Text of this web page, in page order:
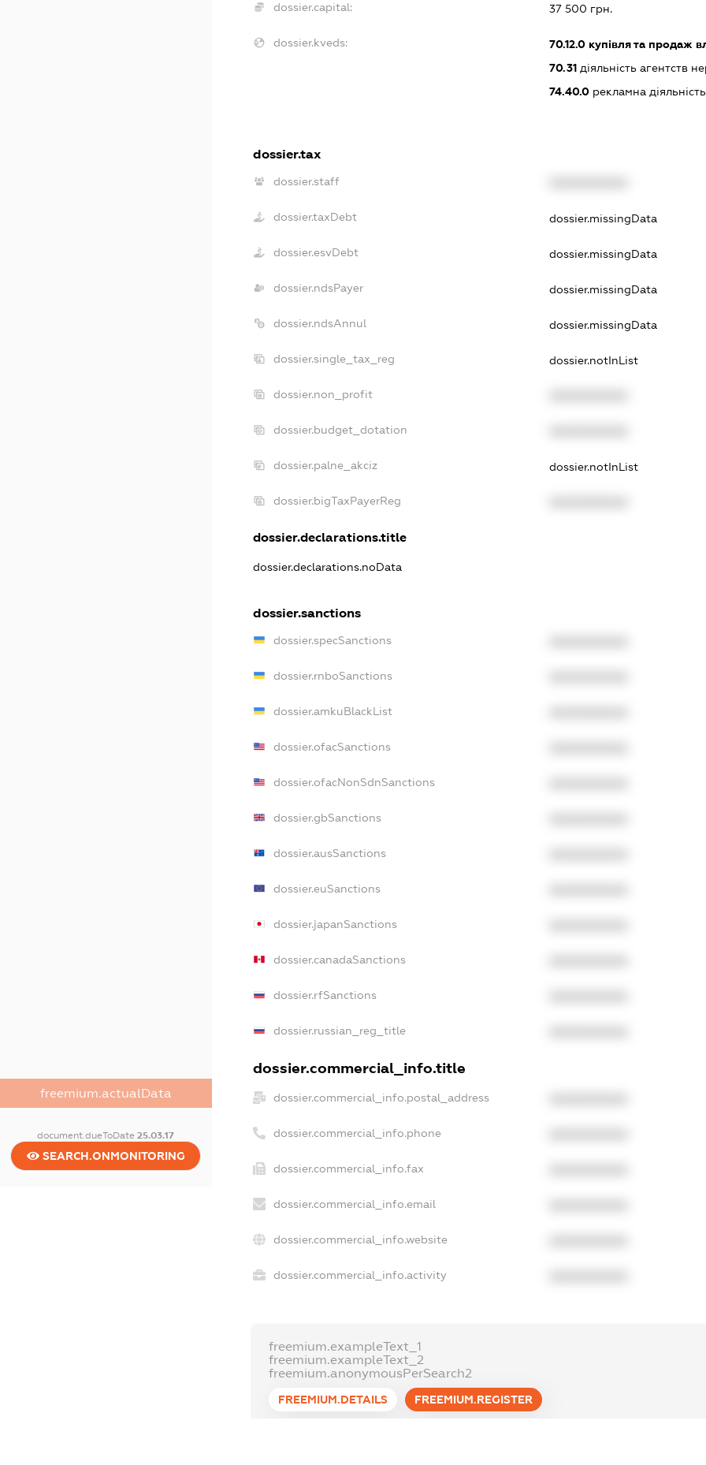
freemium.actualData
document.dueToDate25.03.17
SEARCH.ONMONITORING
dossier.capital: 37 500 грн.
dossier.kveds: 70.12.0 купівля та продаж
70.31 діяльність агентств
74.40.0 рекламна діяльність
dossier.tax
dossier.staff
dossier.taxDebt dossier.missingData
dossier.esvDebt dossier.missingData
dossier.ndsPayer dossier.missingData
dossier.ndsAnnul dossier.missingData
dossier.single_tax_reg dossier.notInList
dossier.non_profit
dossier.budget_dotation
dossier.palne_akciz dossier.notInList
dossier.bigTaxPayerReg
dossier.declarations.title
dossier.declarations.noData
dossier.sanctions
dossier.specSanctions
dossier.rnboSanctions
dossier.amkuBlackList
dossier.ofacSanctions
dossier.ofacNonSdnSanctions
dossier.gbSanctions
dossier.ausSanctions
dossier.euSanctions
dossier.japanSanctions
dossier.canadaSanctions
dossier.rfSanctions
dossier.russian_reg_title
dossier.commercial_info.title
dossier.commercial_info.postal_address
dossier.commercial_info.phone
dossier.commercial_info.fax
dossier.commercial_info.email
dossier.commercial_info.website
dossier.commercial_info.activity
freemium.exampleText_1
freemium.exampleText_2
freemium.anonymousPerSearch2
FREEMIUM.DETAILS FREEMIUM.REGISTER